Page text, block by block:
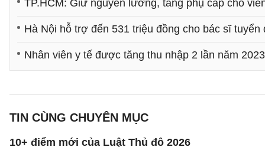
TP.HCM: Giữ nguyên lương, tăng phụ cấp cho
Hà Nội hỗ trợ đến 531 triệu đồng cho bác sĩ
Nhân viên y tế được tăng thu nhập 2 lần năm 2023
TIN CÙNG CHUYÊN MỤC
10+ điểm mới của Luật Thủ đô 2026